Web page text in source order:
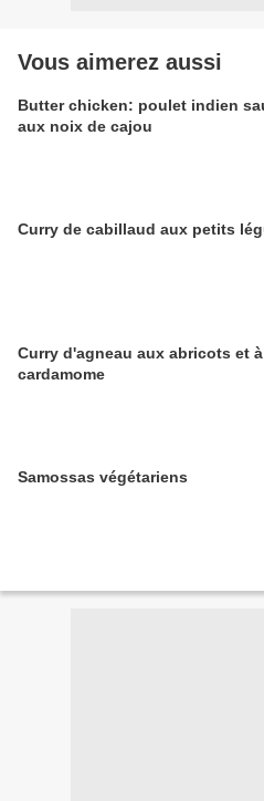
Vous aimerez aussi
Butter chicken: poulet indien
aux noix de cajou
Curry de cabillaud aux petits
Curry d'agneau aux abricots et
cardamome
Samossas végétariens